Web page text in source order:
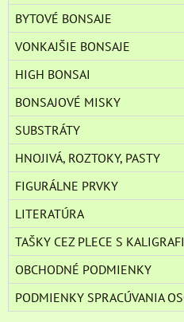
BYTOVÉ BONSAJE
VONKAJŠIE BONSAJE
HIGH BONSAI
BONSAJOVÉ MISKY
SUBSTRÁTY
HNOJIVÁ, ROZTOKY, PASTY
FIGURÁLNE PRVKY
LITERATÚRA
TAŠKY CEZ PLECE S
OBCHODNÉ PODMIENKY
PODMIENKY SPRACÚVANIA